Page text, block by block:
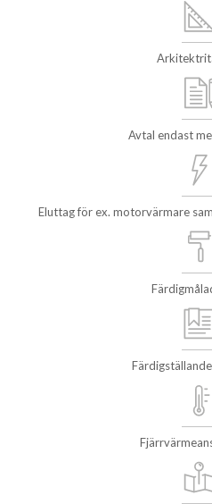
Avtal endast
Eluttag för ex. motorvärmare